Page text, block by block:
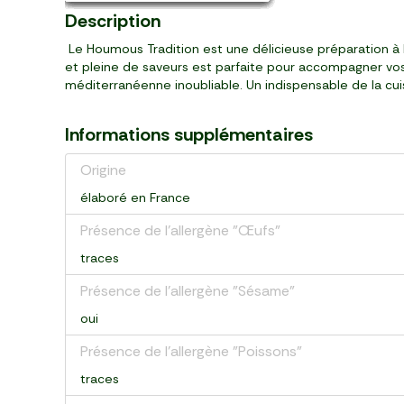
Description
Le Houmous Tradition est une délicieuse préparation
et pleine de saveurs est parfaite pour accompagner
méditerranéenne inoubliable. Un indispensable de la
Informations supplémentaires
Origine
élaboré en France
Présence de l'allergène "Œufs"
traces
Présence de l'allergène "Sésame"
oui
Présence de l'allergène "Poissons"
traces